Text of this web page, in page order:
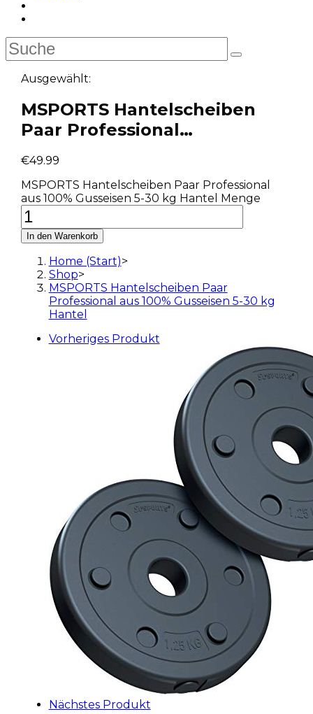
Ausgewählt:
MSPORTS Hantelscheiben
Paar Professional…
€49.99
MSPORTS Hantelscheiben Paar Professional
aus 100% Gusseisen 5-30 kg Hantel Menge
In den Warenkorb
Home (Start)>
Shop>
MSPORTS Hantelscheiben Paar
Professional aus 100% Gusseisen 5-30 kg
Hantel
Vorheriges Produkt
Nächstes Produkt